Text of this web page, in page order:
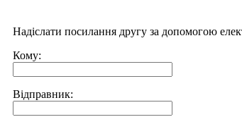
Надіслати посилання другу за допомогою
Кому:
Відправник: